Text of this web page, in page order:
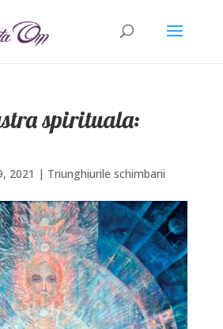
spirituala:
2021 | Triunghiurile schimbarii